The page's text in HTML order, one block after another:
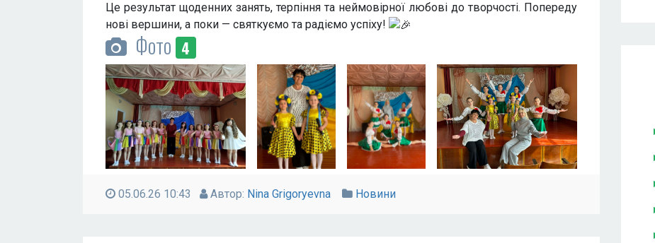
Це результат щоденних занять, терпіння та неймовірної любові до творчості. Попереду
нові вершини, а поки — святкуємо та радіємо успіху!
Фото 4
05.06.26 10:43 Автор: Nina Grigoryevna Новини